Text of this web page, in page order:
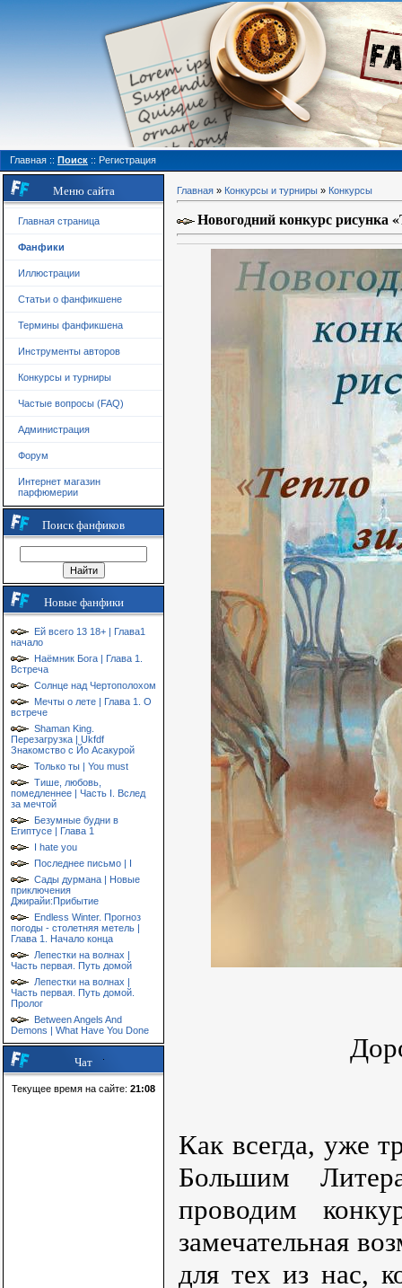
Главная :: Поиск :: Регистрация
Меню сайта
Главная страница
Фанфики
Иллюстрации
Статьи о фанфикшене
Термины фанфикшена
Инструменты авторов
Конкурсы и турниры
Частые вопросы (FAQ)
Администрация
Форум
Интернет магазин
парфюмерии
Поиск фанфиков
Новые фанфики
Ей всего 13 18+ | Глава1
начало
Наёмник Бога | Глава 1.
Встреча
Солнце над Чертополохом
Мечты о лете | Глава 1. О
встрече
Shaman King.
Перезагрузка | Ukfdf
Знакомство с Йо Асакурой
Только ты | You must
Тише, любовь,
помедленнее | Часть I. Вслед
за мечтой
Безумные будни в
Египтусе | Глава 1
I hate you
Последнее письмо | I
Сады дурмана | Новые
приключения
Джирайи:Прибытие
Endless Winter. Прогноз
погоды - столетняя метель |
Глава 1. Начало конца
Лепестки на волнах |
Часть первая. Путь домой
Лепестки на волнах |
Часть первая. Путь домой.
Пролог
Between Angels And
Demons | What Have You Done
Чат
Текущее время на сайте: 21:08
Главная » Конкурсы и турниры » Конкурсы
Новогодний конкурс рисунка
Как всегда, уже
Большим
проводим
замечательная
для тех из нас,